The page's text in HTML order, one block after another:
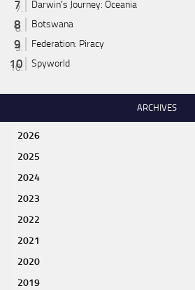
Darwin's Journey: Oceania
Botswana
Federation: Piracy
Spyworld
ARCHIVES
2026
2025
2024
2023
2022
2021
2020
2019